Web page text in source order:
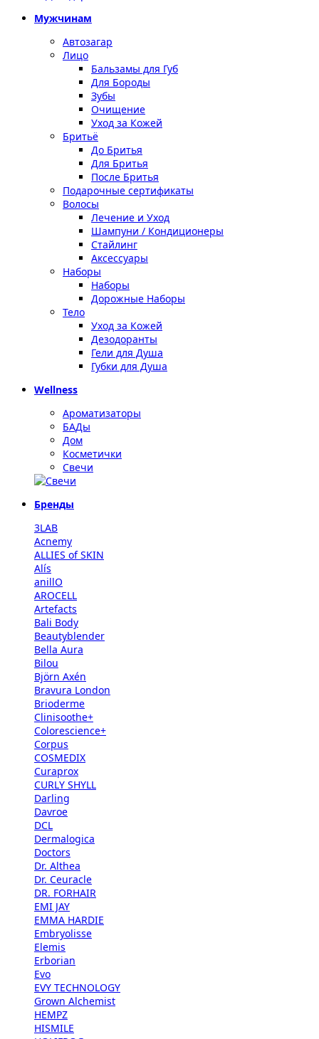
Мужчинам
Автозагар
Лицо
Бальзамы для Губ
Для Бороды
Зубы
Очищение
Уход за Кожей
Бритьё
До Бритья
Для Бритья
После Бритья
Подарочные сертификаты
Волосы
Лечение и Уход
Шампуни / Кондиционеры
Стайлинг
Аксессуары
Наборы
Наборы
Дорожные Наборы
Тело
Уход за Кожей
Дезодоранты
Гели для Душа
Губки для Душа
Wellness
Ароматизаторы
БАДы
Дом
Косметички
Свечи
Бренды
3LAB
Acnemy
ALLIES of SKIN
Alís
anillO
AROCELL
Artefacts
Bali Body
Beautyblender
Bella Aura
Bilou
Björn Axén
Bravura London
Brioderme
Clinisoothe+
Colorescience+
Corpus
COSMEDIX
Curaprox
CURLY SHYLL
Darling
Davroe
DCL
Dermalogica
Doctors
Dr. Althea
Dr. Ceuracle
DR. FORHAIR
EMI JAY
EMMA HARDIE
Embryolisse
Elemis
Erborian
Evo
EVY TECHNOLOGY
Grown Alchemist
HEMPZ
HISMILE